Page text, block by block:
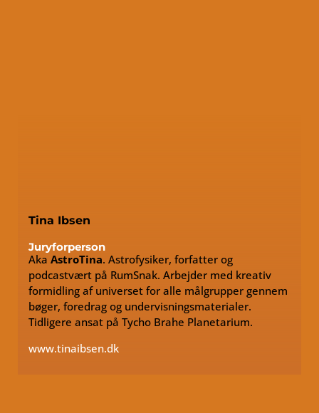
Tina Ibsen
Juryforperson
Aka AstroTina. Astrofysiker, forfatter og
podcastvært på RumSnak. Arbejder med kreativ
formidling af universet for alle målgrupper gennem
bøger, foredrag og undervisningsmaterialer.
Tidligere ansat på Tycho Brahe Planetarium.
www.tinaibsen.dk